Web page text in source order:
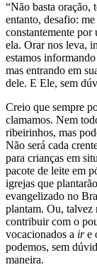
“Não basta oração,
entanto, desafio:
constantemente por
ela. Orar nos leva,
estamos
mas entrando em
dele. E Ele, sem
Creio que sempre
clamamos. Nem
ribeirinhos, mas
Não será cada
para crianças em
pacote de leite em
igrejas que
evangelizado no
plantam. Ou, talvez
contribuir com o
vocacionados a ire
podemos, sem
maneira.